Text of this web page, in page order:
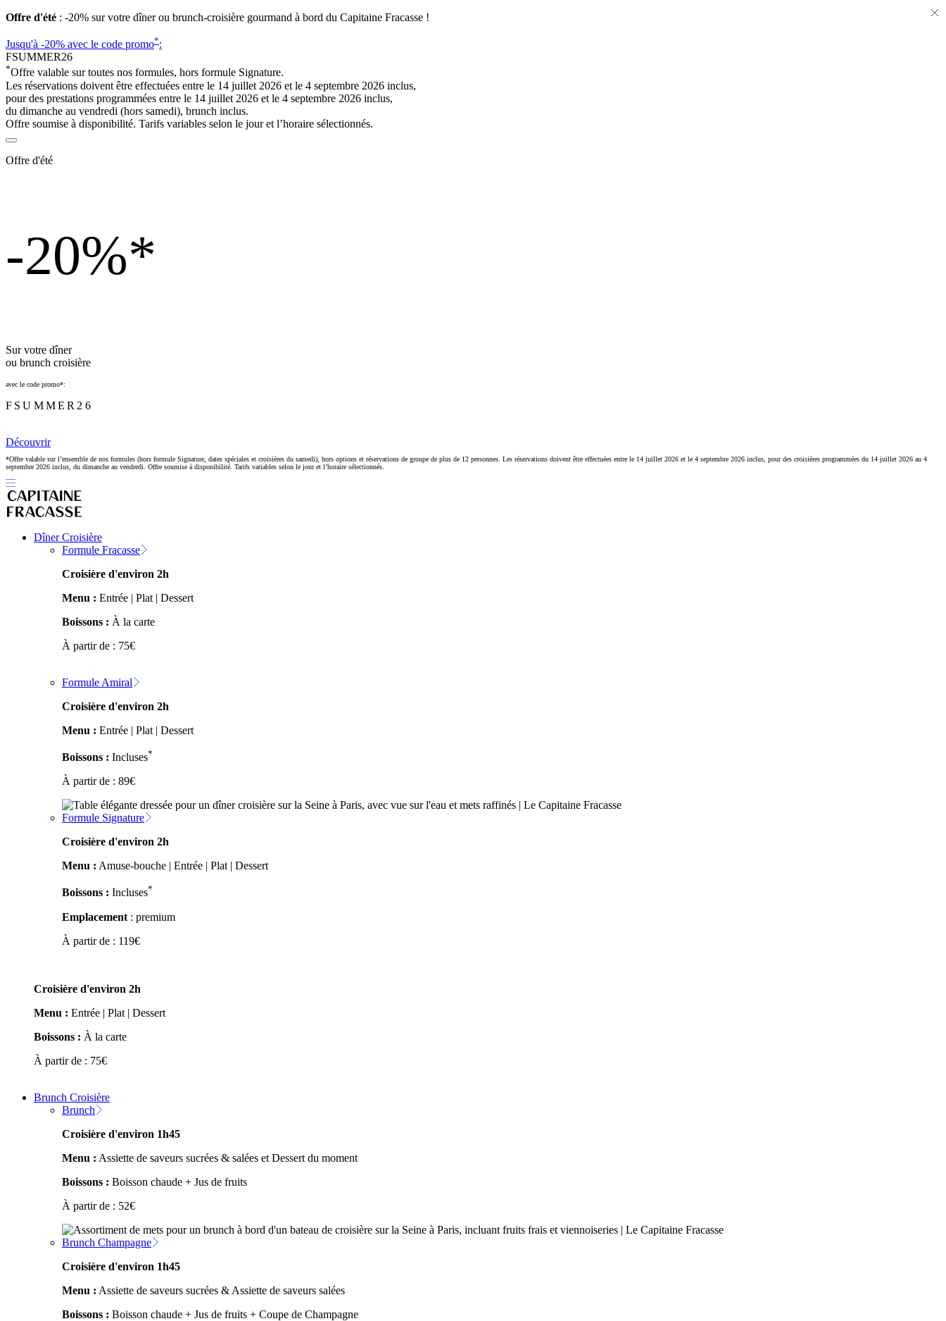
Offre d'été : -20% sur votre dîner ou brunch-croisière gourmand à bord du Capitaine Fracasse !
Jusqu'à -20% avec le code promo*:
FSUMMER26
*Offre valable sur toutes nos formules, hors formule Signature.
Les réservations doivent être effectuées entre le 14 juillet 2026 et le 4 septembre 2026 inclus,
pour des prestations programmées entre le 14 juillet 2026 et le 4 septembre 2026 inclus,
du dimanche au vendredi (hors samedi), brunch inclus.
Offre soumise à disponibilité. Tarifs variables selon le jour et l’horaire sélectionnés.
Offre d'été
-20%*
Sur votre dîner
ou brunch croisière
avec le code promo*:
FSUMMER26
Découvrir
*Offre valable sur l’ensemble de nos formules (hors formule Signature, dates spéciales et croisières du samedi), hors options et réservations de groupe de plus de 12 personnes. Les réservations doivent être effectuées entre le 14 juillet 2026 et le 4 septembre 2026 inclus, pour des croisières programmées du 14 juillet 2026 au 4
septembre 2026 inclus, du dimanche au vendredi. Offre soumise à disponibilité. Tarifs variables selon le jour et l’horaire sélectionnés.
Dîner Croisière
Formule Fracasse
Croisière d'environ 2h
Menu : Entrée | Plat | Dessert
Boissons : À la carte
À partir de : 75€
Formule Amiral
Croisière d'environ 2h
Menu : Entrée | Plat | Dessert
Boissons : Incluses*
À partir de : 89€
Formule Signature
Croisière d'environ 2h
Menu : Amuse-bouche | Entrée | Plat | Dessert
Boissons : Incluses*
Emplacement : premium
À partir de : 119€
Croisière d'environ 2h
Menu : Entrée | Plat | Dessert
Boissons : À la carte
À partir de : 75€
Brunch Croisière
Brunch
Croisière d'environ 1h45
Menu : Assiette de saveurs sucrées & salées et Dessert du moment
Boissons : Boisson chaude + Jus de fruits
À partir de : 52€
Brunch Champagne
Croisière d'environ 1h45
Menu : Assiette de saveurs sucrées & Assiette de saveurs salées
Boissons : Boisson chaude + Jus de fruits + Coupe de Champagne